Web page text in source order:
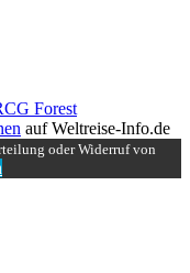
Forest
auf Weltreise-Info.de
oder Widerruf von